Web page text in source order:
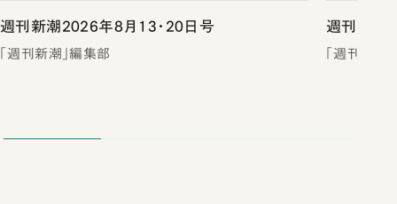
週刊新潮2026年8月13・20日号
「週刊新潮」編集部
週刊新潮
「週刊新潮